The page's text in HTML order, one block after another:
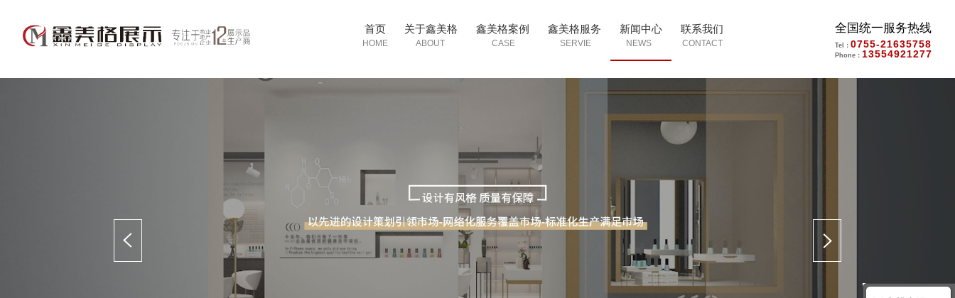
首页 关于鑫美格 鑫美格案例 鑫美格服务 新闻中心 联系我们 全国统一服务热线
Tel： 0755-21635758
Phone： 13554921277